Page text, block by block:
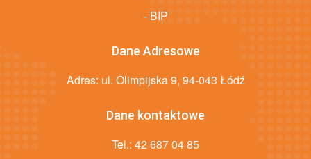
- BIP
Dane Adresowe
Adres: ul. Olimpijska 9, 94-043 Łódź
Dane kontaktowe
Tel.: 42 687 04 85